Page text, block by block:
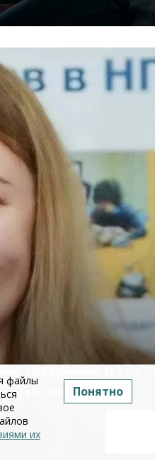
— это эволюция, а не
файлы
их
Понятно